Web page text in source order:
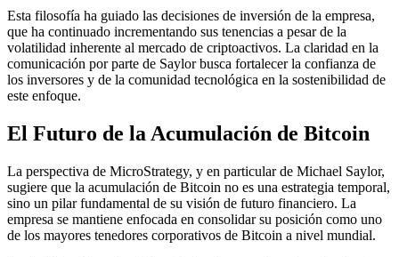
Esta filosofía ha guiado las decisiones de inversión de la empresa,
que ha continuado incrementando sus tenencias a pesar de la
volatilidad inherente al mercado de criptoactivos. La claridad en la
comunicación por parte de Saylor busca fortalecer la confianza de
los inversores y de la comunidad tecnológica en la sostenibilidad de
este enfoque.
El Futuro de la Acumulación de Bitcoin
La perspectiva de MicroStrategy, y en particular de Michael Saylor,
sugiere que la acumulación de Bitcoin no es una estrategia temporal,
sino un pilar fundamental de su visión de futuro financiero. La
empresa se mantiene enfocada en consolidar su posición como uno
de los mayores tenedores corporativos de Bitcoin a nivel mundial.